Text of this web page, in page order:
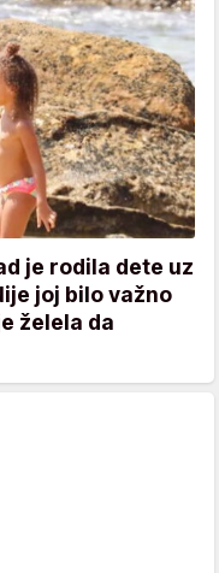
je rodila dete uz
joj bilo važno
želela da